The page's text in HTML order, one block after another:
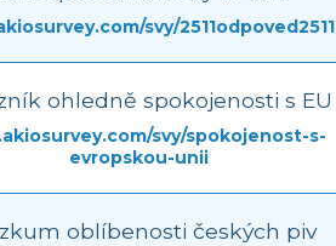
svy/2511odpoved2511
ohledně spokojenosti s EU
svy/spokojenost-s-
evropskou-unii
oblíbenosti českých piv